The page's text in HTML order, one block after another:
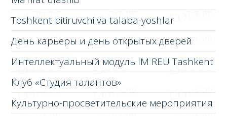
Toshkent bitiruvchi va talaba-yoshlar
День карьеры и день открытых дверей
Интеллектуальный модуль IM REU Tashkent
Клуб «Студия талантов»
Культурно-просветительские мероприятия